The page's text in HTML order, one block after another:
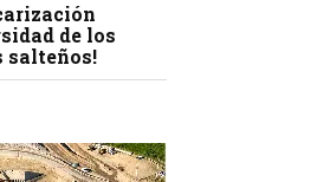
de los
salteños!